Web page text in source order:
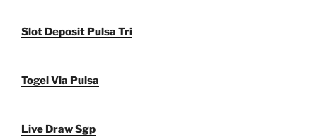
Slot Deposit Pulsa Tri
Togel Via Pulsa
Live Draw Sgp